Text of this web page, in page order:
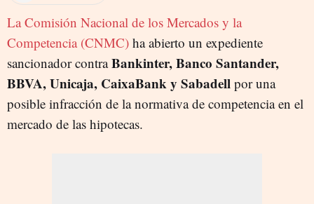
La Comisión Nacional de los Mercados y la
Competencia (CNMC) ha abierto un expediente
sancionador contraBankinter, Banco Santander,
BBVA, Unicaja, CaixaBanky Sabadell por una
posible infracción de la normativa de competencia en el
mercado de las hipotecas.